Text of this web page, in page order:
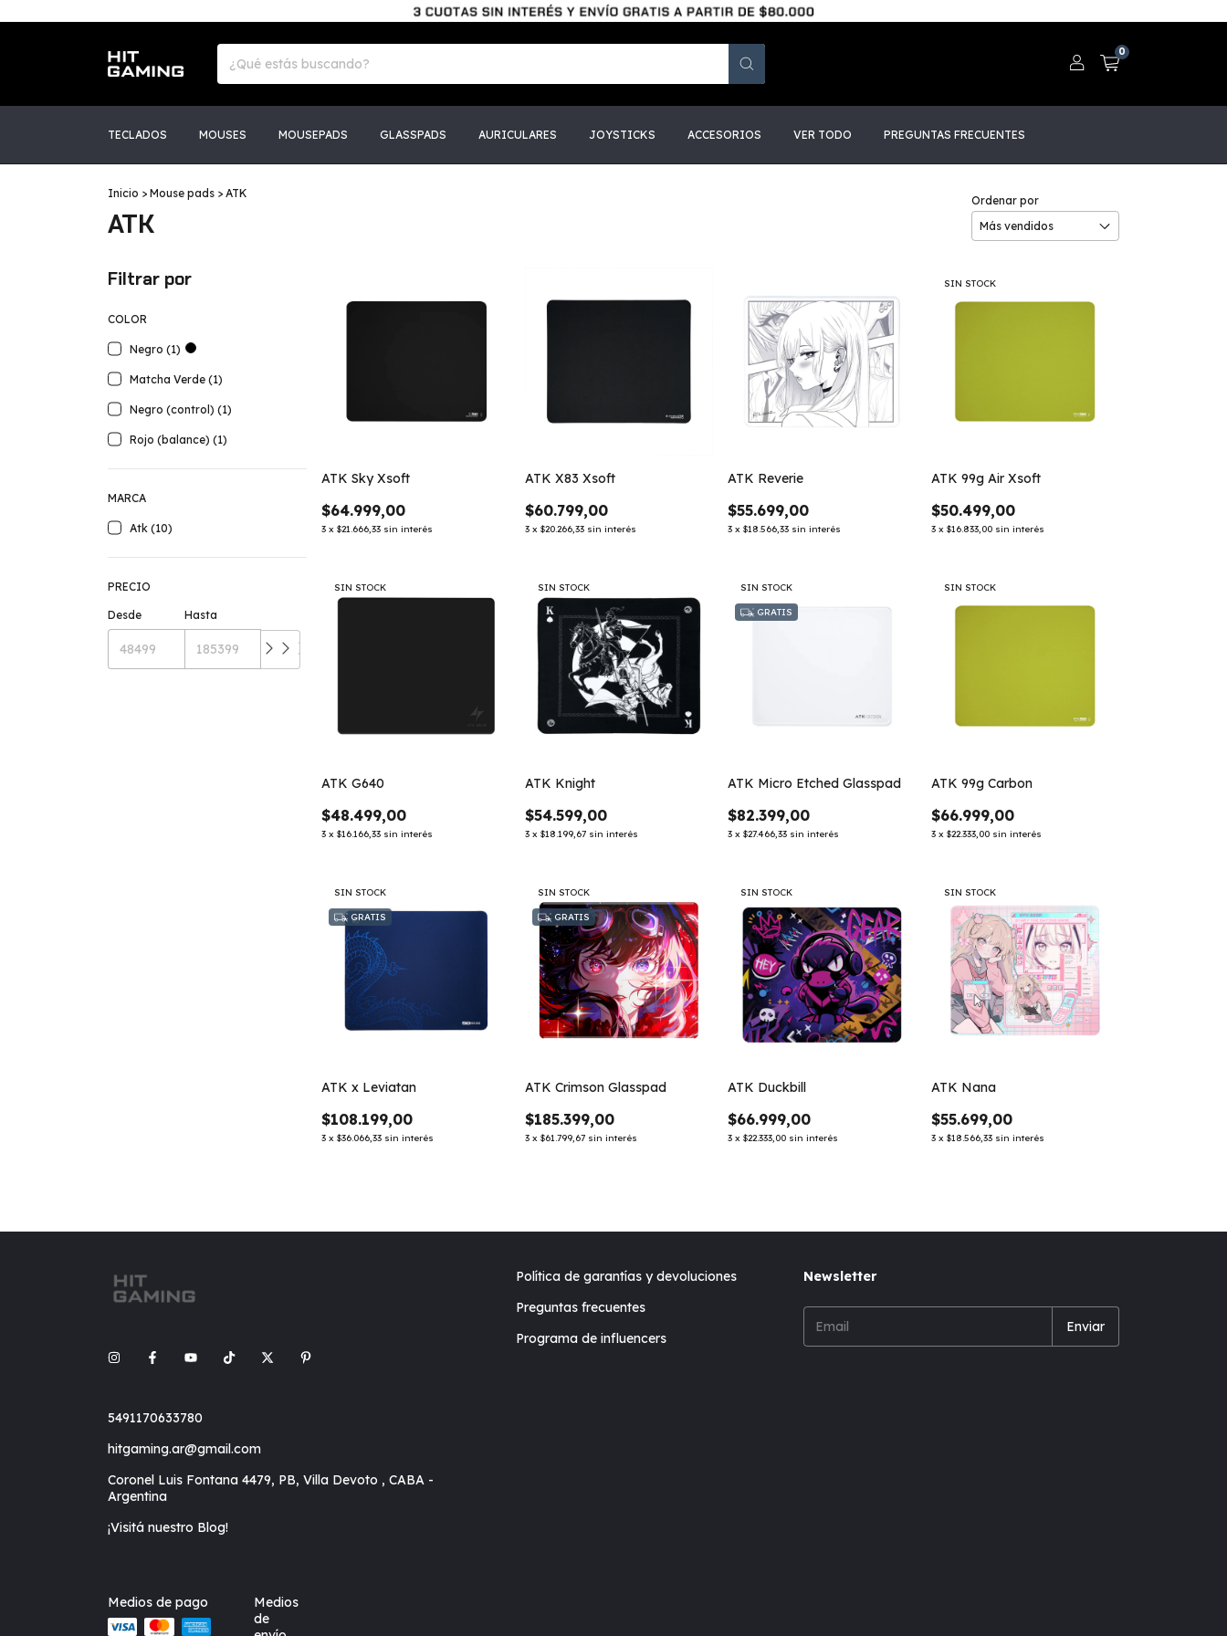
0
TECLADOS MOUSES MOUSEPADS GLASSPADS AURICULARES JOYSTICKS ACCESORIOS VER TODO PREGUNTAS FRECUENTES
Inicio > Mouse pads > ATK
ATK
Ordenar por
Filtrar por
COLOR
Negro (1)
Matcha Verde (1)
Negro (control) (1)
Rojo (balance) (1)
MARCA
Atk (10)
PRECIO
Desde Hasta
ATK Sky Xsoft
$64.999,00
3 x$21.666,33 sin interés
ATK X83 Xsoft
$60.799,00
3 x $20.266,33 sin interés
ATK Reverie
$55.699,00
3 x$18.566,33 sin interés
SIN STOCK
ATK 99g Air Xsoft
$50.499,00
3 x $16.833,00 sin interés
SIN STOCK
ATK G640
$48.499,00
3 x$16.166,33 sin interés
SIN STOCK
ATK Knight
$54.599,00
3 x $18.199,67 sin interés
SIN STOCK
GRATIS
ATK Micro Etched Glasspad
$82.399,00
3 x$27.466,33 sin interés
SIN STOCK
ATK 99g Carbon
$66.999,00
3 x $22.333,00 sin interés
SIN STOCK
GRATIS
ATK x Leviatan
$108.199,00
3 x$36.066,33 sin interés
SIN STOCK
GRATIS
ATK Crimson Glasspad
$185.399,00
3 x $61.799,67 sin interés
SIN STOCK
ATK Duckbill
$66.999,00
3 x$22.333,00 sin interés
SIN STOCK
ATK Nana
$55.699,00
3 x $18.566,33 sin interés
5491170633780
hitgaming.ar@gmail.com
Coronel Luis Fontana 4479, PB, Villa Devoto , CABA -
Argentina
¡Visitá nuestro Blog!
Política de garantías y devoluciones
Preguntas frecuentes
Programa de influencers
Newsletter
Medios de pago
Medios
de